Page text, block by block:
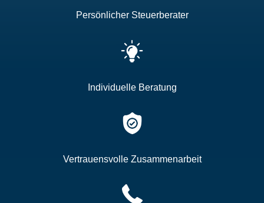
Persönlicher Steuerberater
Individuelle Beratung
Vertrauensvolle Zusammenarbeit